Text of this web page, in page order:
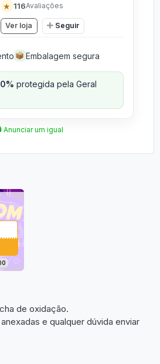
★ 116Avaliações
Ver loja Seguir
📦 Embalagem segura
protegida pela Geral
Anunciar um igual
de oxidação.
e qualquer dúvida enviar